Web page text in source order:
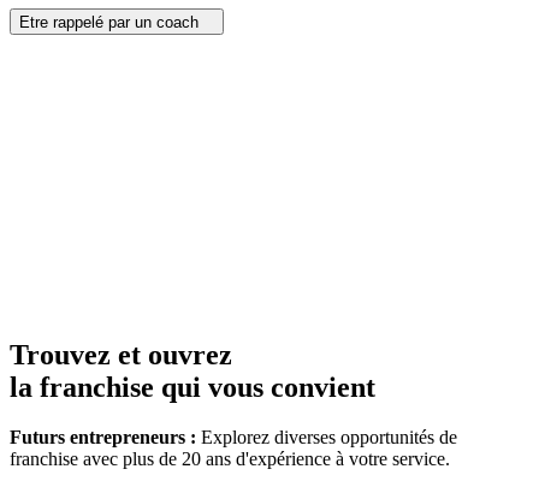
Etre rappelé par un coach
Trouvez et ouvrez
la franchise qui vous convient
Futurs entrepreneurs : Explorez diverses opportunités de
franchise avec plus de 20 ans d'expérience à votre service.